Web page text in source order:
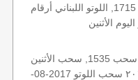
اللوتو من لبنان, اللوتو أرقام السحب 1715, اللوتو اللبناني أرقام
رقم السحب: 1535, زيد, زيد 1535, سحب 1535, سحب الأثنين
سحب اللوتو سحب اللوتو ١٣ أيار ٢٠١٩ سحب اللوتو 2017-08-